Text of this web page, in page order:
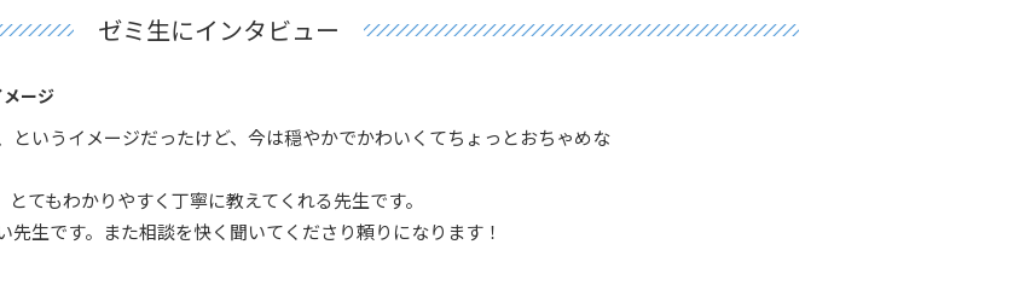
ゼミ生にインタビュー
ージ
というイメージだったけど、今は穏やかでかわいくてちょっとおちゃめな
とてもわかりやすく丁寧に教えてくれる先生です。
先生です。また相談を快く聞いてくださり頼りになります！